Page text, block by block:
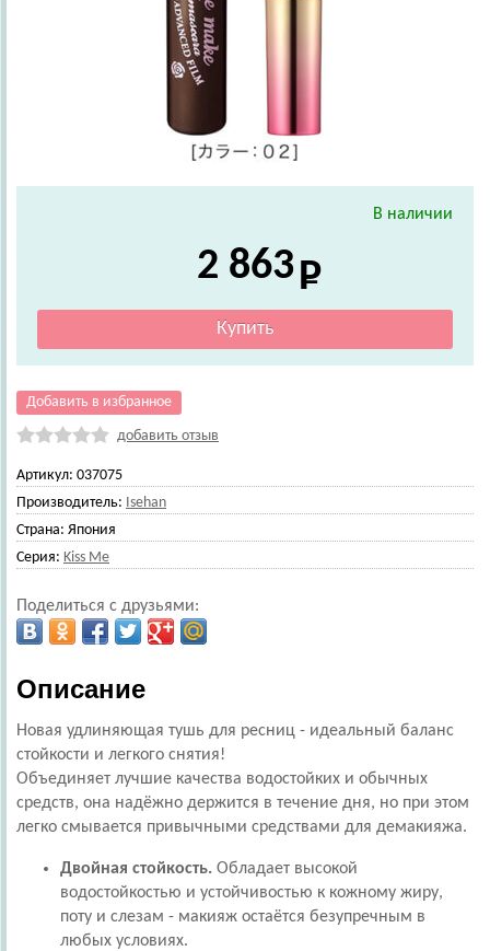
В наличии
2 863
Добавить в избранное
добавить отзыв
Артикул: 037075
Производитель: Isehan
Страна: Япония
Серия: Kiss Me
Поделиться с друзьями:
Описание
Новая удлиняющая тушь для ресниц - идеальный баланс
стойкости и легкого снятия!
Объединяет лучшие качества водостойких и обычных
средств, она надёжно держится в течение дня, но при этом
легко смывается привычными средствами для демакияжа.
Двойная стойкость. Обладает высокой
водостойкостью и устойчивостью к кожному жиру,
поту и слезам - макияж остаётся безупречным в
любых условиях.